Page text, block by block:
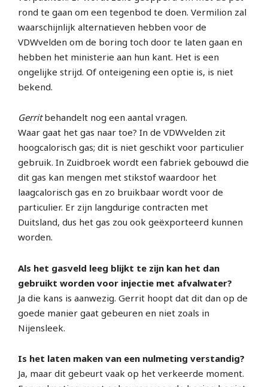
rond te gaan om een tegenbod te doen. Vermilion zal
waarschijnlijk alternatieven hebben voor de
VDWvelden om de boring toch door te laten gaan en
hebben het ministerie aan hun kant. Het is een
ongelijke strijd. Of onteigening een optie is, is niet
bekend.
Gerritbehandelt nog een aantal vragen.
Waar gaat het gas naar toe? In de VDWvelden zit
hoogcalorisch gas; dit is niet geschikt voor particulier
gebruik. In Zuidbroek wordt een fabriek gebouwd die
dit gas kan mengen met stikstof waardoor het
laagcalorisch gas en zo bruikbaar wordt voor de
particulier. Er zijn langdurige contracten met
Duitsland, dus het gas zou ook geëxporteerd kunnen
worden.
Als het gasveld leeg blijkt te zijn kan het dan
gebruikt worden voor injectie met afvalwater?
Ja die kans is aanwezig. Gerrit hoopt dat dit dan op de
goede manier gaat gebeuren en niet zoals in
Nijensleek.
Is het laten maken van een nulmeting verstandig?
Ja, maar dit gebeurt vaak op het verkeerde moment.